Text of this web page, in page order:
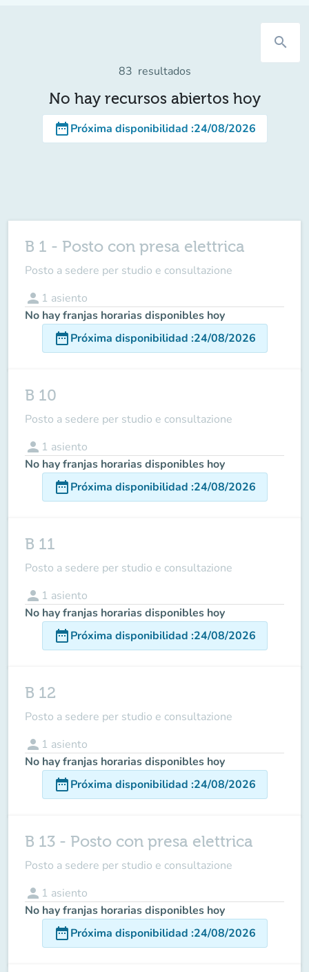
search
83 resultados
No hay recursos abiertos hoy
date_rangePróxima disponibilidad :24/08/2026
B 1 - Posto con presa elettrica
Posto a sedere per studio e consultazione
person 1 asiento
No hay franjas horarias disponibles hoy
date_rangePróxima disponibilidad :24/08/2026
B 10
Posto a sedere per studio e consultazione
person 1 asiento
No hay franjas horarias disponibles hoy
date_rangePróxima disponibilidad :24/08/2026
B 11
Posto a sedere per studio e consultazione
person 1 asiento
No hay franjas horarias disponibles hoy
date_rangePróxima disponibilidad :24/08/2026
B 12
Posto a sedere per studio e consultazione
person 1 asiento
No hay franjas horarias disponibles hoy
date_rangePróxima disponibilidad :24/08/2026
B 13 - Posto con presa elettrica
Posto a sedere per studio e consultazione
person 1 asiento
No hay franjas horarias disponibles hoy
date_rangePróxima disponibilidad :24/08/2026